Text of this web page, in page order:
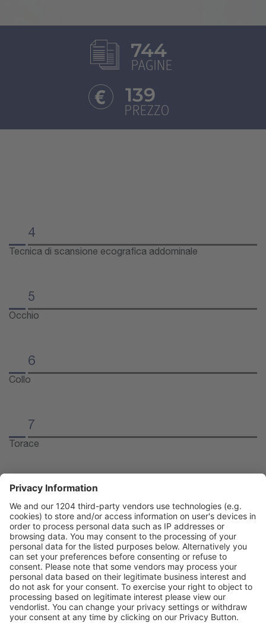
4
Tecnica di scansione ecografica addominale
5
Occhio
6
Collo
7
Torace
8
Ecocardiografia
9
Fegato
10